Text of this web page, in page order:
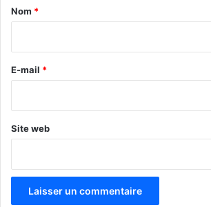
a
e
Nom *
E-mail *
Site web